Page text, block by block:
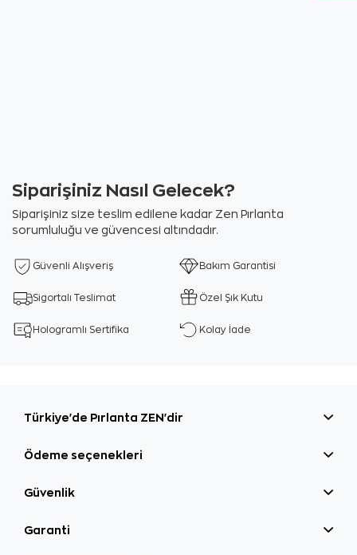
Siparişiniz Nasıl Gelecek?
Siparişiniz size teslim edilene kadar Zen Pırlanta
sorumluluğu ve güvencesi altındadır.
Güvenli Alışveriş Bakım Garantisi
Sigortalı Teslimat Özel Şık Kutu
Hologramlı Sertifika Kolay İade
Türkiye'de Pırlanta ZEN'dir
Ödeme seçenekleri
Güvenlik
Garanti